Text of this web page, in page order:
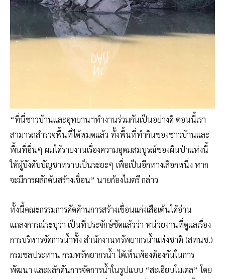
“ที่นี่ชาวบ้านและอุทยานฯทำงานร่วมกันเป็นอย่างดี ตอนนี้เรา
สามารถสำรวจพื้นที่ได้หมดแล้ว ทั้งพื้นที่ทำกินของชาวบ้านและ
พื้นที่อื่นๆ ผมได้รายงานเรื่องความอุดมสมบูรณ์ของผืนป่าแห่งนี้
ให้ผู้บังคับบัญชาทราบเป็นระยะๆ เพื่อเป็นอีกทางเลือกหนึ่ง หาก
จะมีการผลักดันสร้างเขื่อน” นายก้องไมตรี กล่าว
ทั้งนี้คณะกรรมการคัดค้านการสร้างเขื่อนแก่งเสือเต้นได้อ่าน
แถลงการณ์ระบุว่า เป็นที่ประจักษ์ชัดแล้วว่า หน่วยงานที่ดูแลเรื่อง
การบริหารจัดการน้ำทั้ง สำนักงานทรัพยากรน้ำแห่งชาติ (สทนช.)
กรมชลประทาน กรมทรัพยากรน้ำ ได้เห็นพ้องต้องกันในการ
พัฒนา และผลักดันการจัดการน้ำในรูปแบบ “สะเอียบโมเดล” โดย